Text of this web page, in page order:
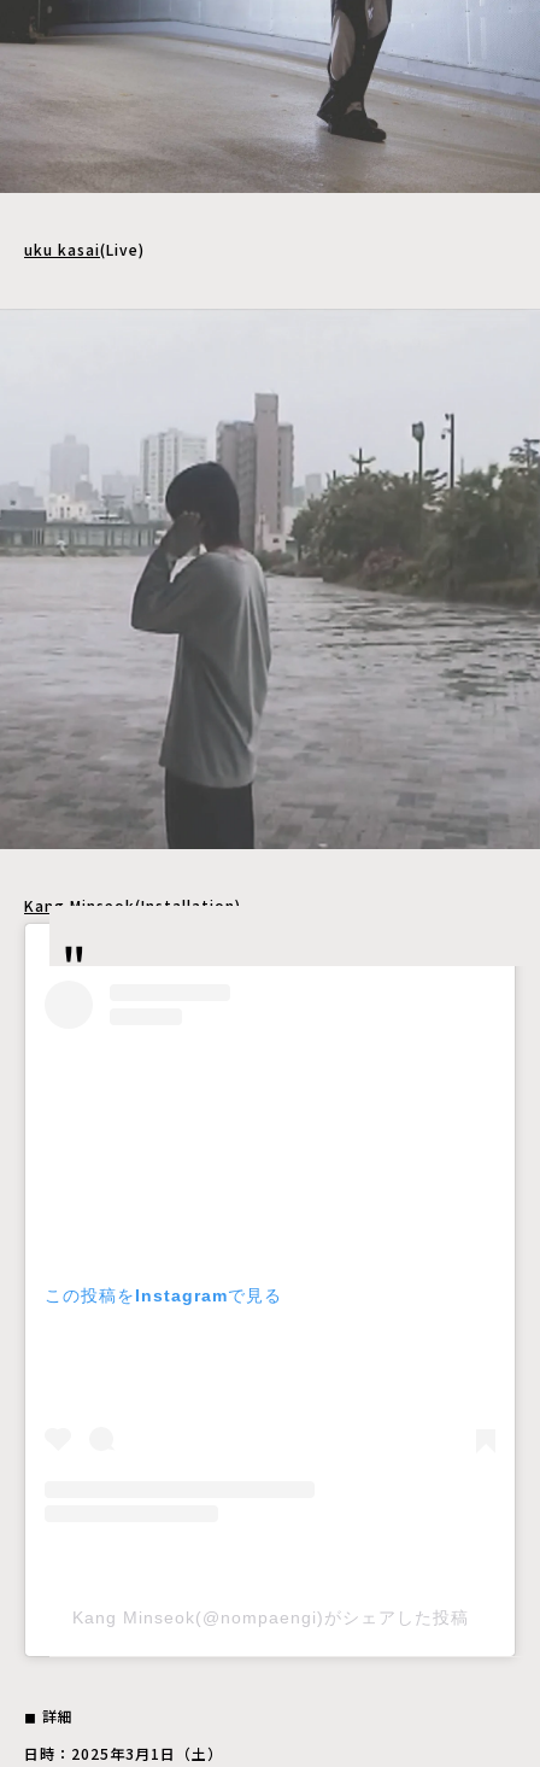
uku kasai(Live)
Kang Minseok(Installation)
この投稿をInstagramで見る
Kang Minseok(@nompaengi)がシェアした投稿
◼︎ 詳細
日時：2025年3月1日（土）